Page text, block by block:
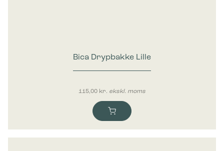
Bica Drypbakke Lille
115,00 kr. ekskl. moms